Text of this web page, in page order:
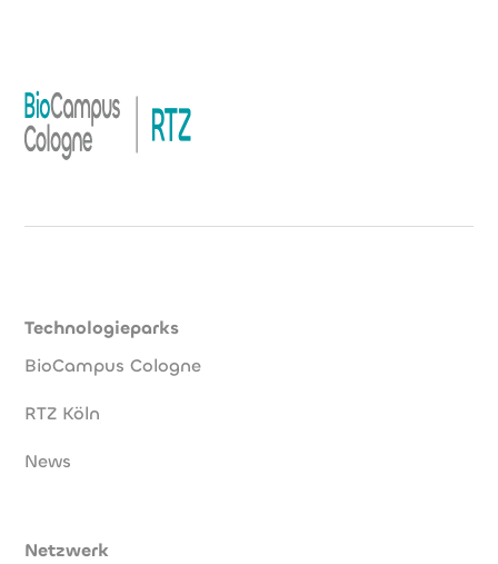
Technologieparks
BioCampus Cologne
RTZ Köln
News
Netzwerk